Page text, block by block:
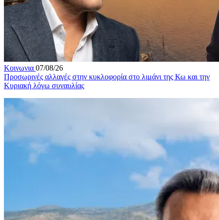
Κοινωνια 07/08/26
Προσωρινές αλλαγές στην κυκλοφορία στο λιμάνι της Κω και την
Κυριακή λόγω συναυλίας